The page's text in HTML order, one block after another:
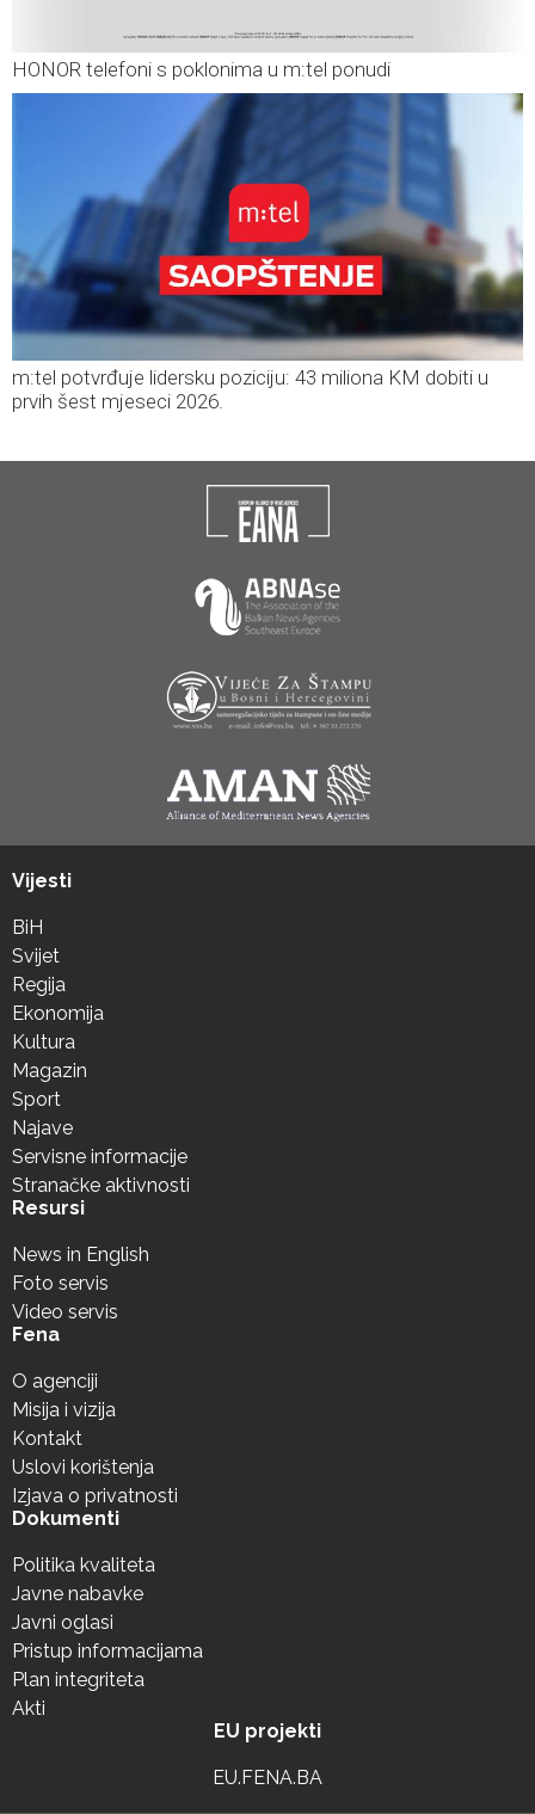
HONOR telefoni s poklonima u m:tel ponudi
m:tel potvrđuje lidersku poziciju: 43 miliona KM dobiti u
prvih šest mjeseci 2026.
Vijesti
BiH
Svijet
Regija
Ekonomija
Kultura
Magazin
Sport
Najave
Servisne informacije
Stranačke aktivnosti
Resursi
News in English
Foto servis
Video servis
Fena
O agenciji
Misija i vizija
Kontakt
Uslovi korištenja
Izjava o privatnosti
Dokumenti
Politika kvaliteta
Javne nabavke
Javni oglasi
Pristup informacijama
Plan integriteta
Akti
EU projekti
EU.FENA.BA